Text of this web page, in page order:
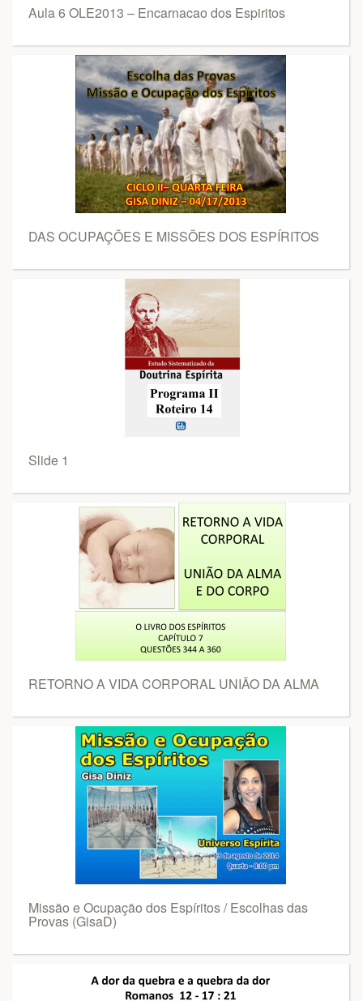
Aula 6 OLE2013 – Encarnacao dos Espiritos
DAS OCUPAÇÕES E MISSÕES DOS ESPÍRITOS
Slide 1
RETORNO A VIDA CORPORAL UNIÃO DA ALMA
Missão e Ocupação dos Espíritos / Escolhas das
Provas (GisaD)